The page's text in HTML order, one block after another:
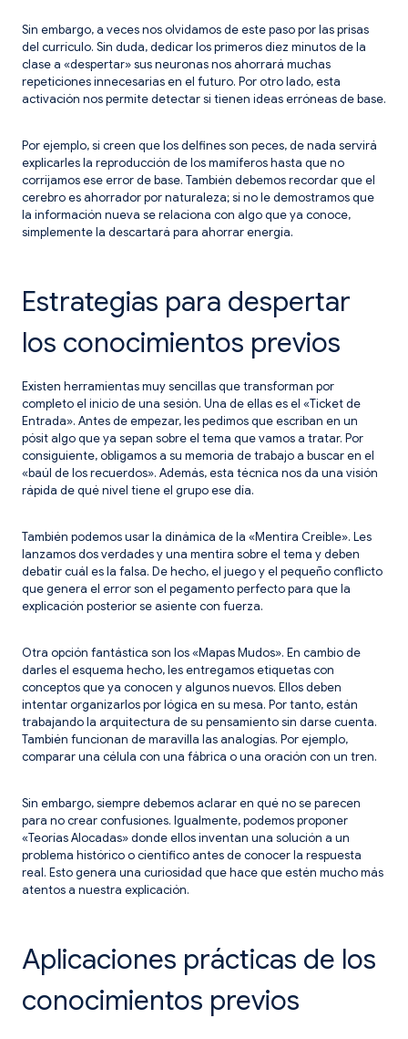
Sin embargo, a veces nos olvidamos de este paso por las prisas
del currículo. Sin duda, dedicar los primeros diez minutos de la
clase a «despertar» sus neuronas nos ahorrará muchas
repeticiones innecesarias en el futuro. Por otro lado, esta
activación nos permite detectar si tienen ideas erróneas de base.
Por ejemplo, si creen que los delfines son peces, de nada servirá
explicarles la reproducción de los mamíferos hasta que no
corrijamos ese error de base. También debemos recordar que el
cerebro es ahorrador por naturaleza; si no le demostramos que
la información nueva se relaciona con algo que ya conoce,
simplemente la descartará para ahorrar energía.
Estrategias para despertar
los conocimientos previos
Existen herramientas muy sencillas que transforman por
completo el inicio de una sesión. Una de ellas es el «Ticket de
Entrada». Antes de empezar, les pedimos que escriban en un
pósit algo que ya sepan sobre el tema que vamos a tratar. Por
consiguiente, obligamos a su memoria de trabajo a buscar en el
«baúl de los recuerdos». Además, esta técnica nos da una visión
rápida de qué nivel tiene el grupo ese día.
También podemos usar la dinámica de la «Mentira Creíble». Les
lanzamos dos verdades y una mentira sobre el tema y deben
debatir cuál es la falsa. De hecho, el juego y el pequeño conflicto
que genera el error son el pegamento perfecto para que la
explicación posterior se asiente con fuerza.
Otra opción fantástica son los «Mapas Mudos». En cambio de
darles el esquema hecho, les entregamos etiquetas con
conceptos que ya conocen y algunos nuevos. Ellos deben
intentar organizarlos por lógica en su mesa. Por tanto, están
trabajando la arquitectura de su pensamiento sin darse cuenta.
También funcionan de maravilla las analogías. Por ejemplo,
comparar una célula con una fábrica o una oración con un tren.
Sin embargo, siempre debemos aclarar en qué no se parecen
para no crear confusiones. Igualmente, podemos proponer
«Teorías Alocadas» donde ellos inventan una solución a un
problema histórico o científico antes de conocer la respuesta
real. Esto genera una curiosidad que hace que estén mucho más
atentos a nuestra explicación.
Aplicaciones prácticas de los
conocimientos previos